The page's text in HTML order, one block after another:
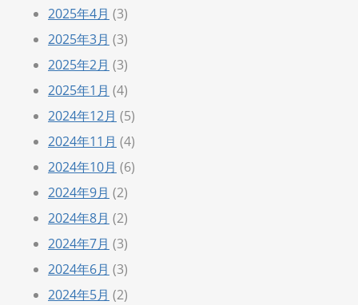
2025年4月 (3)
2025年3月 (3)
2025年2月 (3)
2025年1月 (4)
2024年12月 (5)
2024年11月 (4)
2024年10月 (6)
2024年9月 (2)
2024年8月 (2)
2024年7月 (3)
2024年6月 (3)
2024年5月 (2)